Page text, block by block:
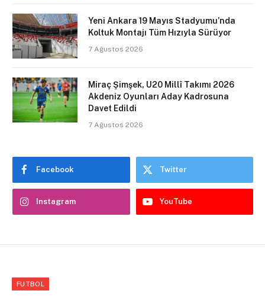
Yeni Ankara 19 Mayıs Stadyumu’nda
Koltuk Montajı Tüm Hızıyla Sürüyor
7 Ağustos 2026
Miraç Şimşek, U20 Millî Takımı 2026
Akdeniz Oyunları Aday Kadrosuna
Davet Edildi
7 Ağustos 2026
Facebook Twitter
Instagram YouTube
FUTBOL